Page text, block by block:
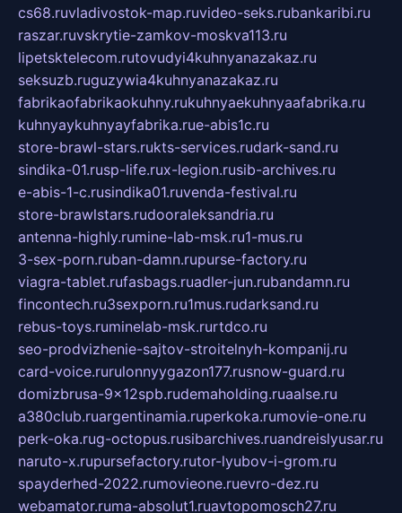
cs68.ruvladivostok-map.ruvideo-seks.rubankaribi.ru
raszar.ruvskrytie-zamkov-moskva113.ru
lipetsktelecom.rutovudyi4kuhnyanazakaz.ru
seksuzb.ruguzywia4kuhnyanazakaz.ru
fabrikaofabrikaokuhny.rukuhnyaekuhnyaafabrika.ru
kuhnyaykuhnyayfabrika.rue-abis1c.ru
store-brawl-stars.rukts-services.rudark-sand.ru
sindika-01.rusp-life.rux-legion.rusib-archives.ru
e-abis-1-c.rusindika01.ruvenda-festival.ru
store-brawlstars.rudooraleksandria.ru
antenna-highly.rumine-lab-msk.ru1-mus.ru
3-sex-porn.ruban-damn.rupurse-factory.ru
viagra-tablet.rufasbags.ruadler-jun.rubandamn.ru
fincontech.ru3sexporn.ru1mus.rudarksand.ru
rebus-toys.ruminelab-msk.rurtdco.ru
seo-prodvizhenie-sajtov-stroitelnyh-kompanij.ru
card-voice.rurulonnyygazon177.rusnow-guard.ru
domizbrusa-9x12spb.rudemaholding.ruaalse.ru
a380club.ruargentinamia.ruperkoka.rumovie-one.ru
perk-oka.rug-octopus.rusibarchives.ruandreislyusar.ru
naruto-x.rupursefactory.rutor-lyubov-i-grom.ru
spayderhed-2022.rumovieone.ruevro-dez.ru
webamator.ruma-absolut1.ruavtopomosch27.ru